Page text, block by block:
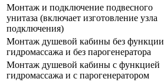
Монтаж и подключение подвесного
унитаза (включает изготовление узла
подключения)
Монтаж душевой кабины без функции
гидромассажа и без парогенератора
Монтаж душевой кабины с функцией
гидромассажа и с парогенератором